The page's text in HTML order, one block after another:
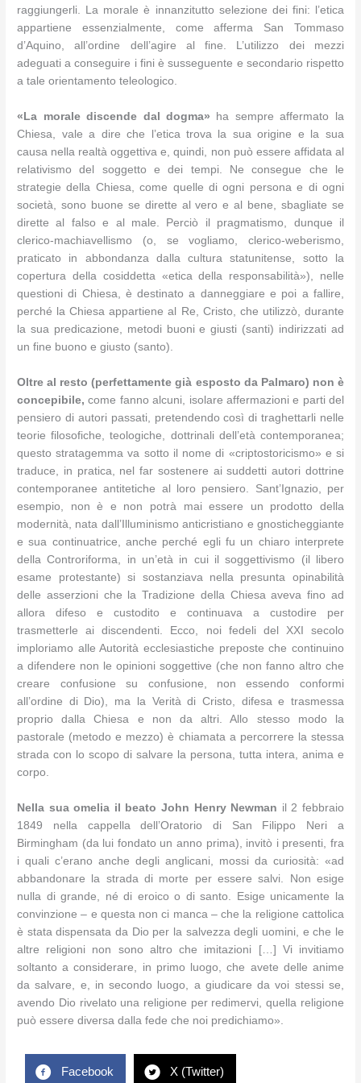
raggiungerli. La morale è innanzitutto selezione dei fini: l’etica
appartiene essenzialmente, come afferma San Tommaso
d’Aquino, all’ordine dell’agire al fine. L’utilizzo dei mezzi
adeguati a conseguire i fini è susseguente e secondario rispetto
a tale orientamento teleologico.
«La morale discende dal dogma» ha sempre affermato la
Chiesa, vale a dire che l’etica trova la sua origine e la sua
causa nella realtà oggettiva e, quindi, non può essere affidata al
relativismo del soggetto e dei tempi. Ne consegue che le
strategie della Chiesa, come quelle di ogni persona e di ogni
società, sono buone se dirette al vero e al bene, sbagliate se
dirette al falso e al male. Perciò il pragmatismo, dunque il
clerico-machiavellismo (o, se vogliamo, clerico-weberismo,
praticato in abbondanza dalla cultura statunitense, sotto la
copertura della cosiddetta «etica della responsabilità»), nelle
questioni di Chiesa, è destinato a danneggiare e poi a fallire,
perché la Chiesa appartiene al Re, Cristo, che utilizzò, durante
la sua predicazione, metodi buoni e giusti (santi) indirizzati ad
un fine buono e giusto (santo).
Oltre al resto (perfettamente già esposto da Palmaro) non è
concepibile, come fanno alcuni, isolare affermazioni e parti del
pensiero di autori passati, pretendendo così di traghettarli nelle
teorie filosofiche, teologiche, dottrinali dell’età contemporanea;
questo stratagemma va sotto il nome di «criptostoricismo» e si
traduce, in pratica, nel far sostenere ai suddetti autori dottrine
contemporanee antitetiche al loro pensiero. Sant’Ignazio, per
esempio, non è e non potrà mai essere un prodotto della
modernità, nata dall’Illuminismo anticristiano e gnosticheggiante
e sua continuatrice, anche perché egli fu un chiaro interprete
della Controriforma, in un’età in cui il soggettivismo (il libero
esame protestante) si sostanziava nella presunta opinabilità
delle asserzioni che la Tradizione della Chiesa aveva fino ad
allora difeso e custodito e continuava a custodire per
trasmetterle ai discendenti. Ecco, noi fedeli del XXI secolo
imploriamo alle Autorità ecclesiastiche preposte che continuino
a difendere non le opinioni soggettive (che non fanno altro che
creare confusione su confusione, non essendo conformi
all’ordine di Dio), ma la Verità di Cristo, difesa e trasmessa
proprio dalla Chiesa e non da altri. Allo stesso modo la
pastorale (metodo e mezzo) è chiamata a percorrere la stessa
strada con lo scopo di salvare la persona, tutta intera, anima e
corpo.
Nella sua omelia il beato John Henry Newman il 2 febbraio
1849 nella cappella dell’Oratorio di San Filippo Neri a
Birmingham (da lui fondato un anno prima), invitò i presenti, fra
i quali c’erano anche degli anglicani, mossi da curiosità: «ad
abbandonare la strada di morte per essere salvi. Non esige
nulla di grande, né di eroico o di santo. Esige unicamente la
convinzione – e questa non ci manca – che la religione cattolica
è stata dispensata da Dio per la salvezza degli uomini, e che le
altre religioni non sono altro che imitazioni […] Vi invitiamo
soltanto a considerare, in primo luogo, che avete delle anime
da salvare, e, in secondo luogo, a giudicare da voi stessi se,
avendo Dio rivelato una religione per redimervi, quella religione
può essere diversa dalla fede che noi predichiamo».
Facebook X (Twitter)